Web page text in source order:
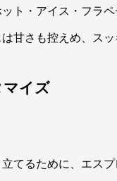
ト・アイス・フラ
甘さも控えめ、ス
イズ
てるために、エス